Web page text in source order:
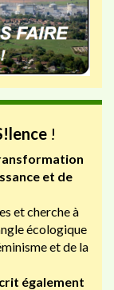
!
et de
et cherche à
écologique
et de la
également